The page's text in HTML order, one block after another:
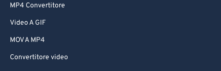
MP4 Convertitore
Video A GIF
MOV A MP4
Convertitore video